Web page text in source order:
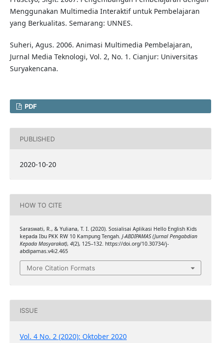
Menggunakan Multimedia Interaktif untuk Pembelajaran
yang Berkualitas. Semarang: UNNES.
Suheri, Agus. 2006. Animasi Multimedia Pembelajaran,
Jurnal Media Teknologi, Vol. 2, No. 1. Cianjur: Universitas
Suryakencana.
PDF
PUBLISHED
2020-10-20
HOW TO CITE
Saraswati, R., & Yuliana, T. I. (2020). Sosialisai Aplikasi Hello English Kids
kepada Ibu PKK RW 10 Kampung Tengah. J-ABDIPAMAS (Jurnal Pengabdian
Kepada Masyarakat), 4(2), 125–132. https://doi.org/10.30734/j-
abdipamas.v4i2.465
More Citation Formats
ISSUE
Vol. 4 No. 2 (2020): Oktober 2020